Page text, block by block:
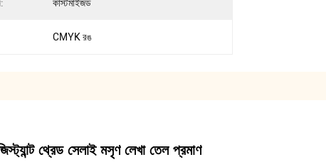
কাস্টমাইজড
CMYK রঙ
থ্রেড সেলাই মসৃণ লেখা তেল প্রমাণ